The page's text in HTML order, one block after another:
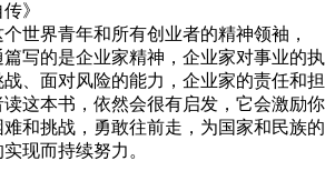
》
世界青年和所有创业者的精神领袖，
篇写的是企业家精神，企业家对事业的执
、面对风险的能力，企业家的责任和担
这本书，依然会很有启发，它会激励你
和挑战，勇敢往前走，为国家和民族的
现而持续努力。